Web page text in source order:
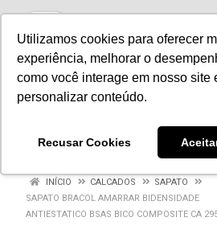
Utilizamos cookies para oferecer
experiência, melhorar o
como você interage em nosso site
personalizar conteúdo.
Recusar Cookies
INÍCIO CALCADOS
SAPATO
SAPATO BRACOL AMARRAR BIDENSIDADE
ANTIESTATICO BSAS BICO COMPOSITE CA